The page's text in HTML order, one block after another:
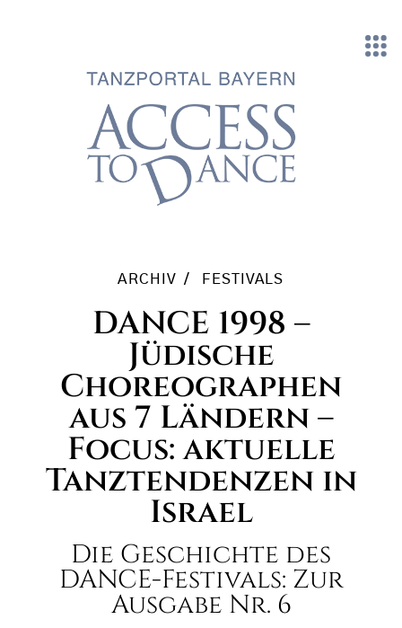
ARCHIV FESTIVALS
DANCE 1998 –
Jüdische
Choreographen
aus 7 Ländern –
Focus: aktuelle
Tanztendenzen in
Israel
Die Geschichte des
DANCE-Festivals: Zur
Ausgabe Nr. 6